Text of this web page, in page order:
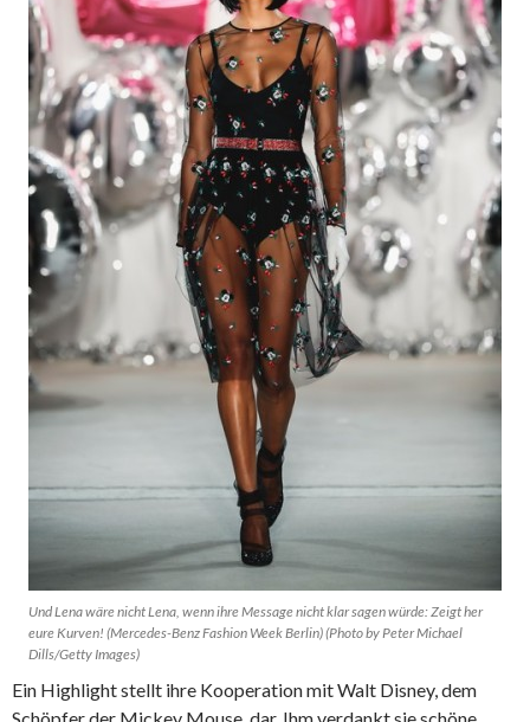
Und Lena wäre nicht Lena, wenn ihre Message nicht klar sagen würde: Zeigt her
eure Kurven! (Mercedes-Benz Fashion Week Berlin) (Photo by Peter Michael
Dills/Getty Images)
Ein Highlight stellt ihre Kooperation mit Walt Disney, dem